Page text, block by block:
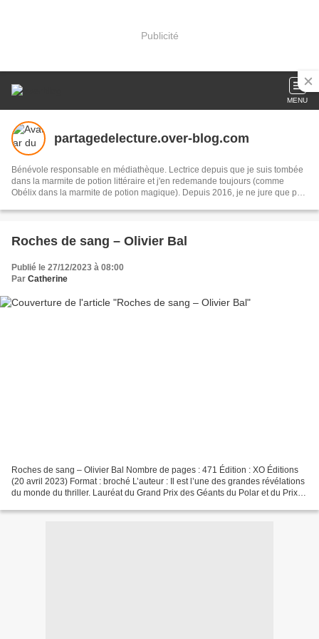
Publicité
MENU
partagedelecture.over-blog.com
Bénévole responsable en médiathèque. Lectrice depuis que je suis tombée
dans la marmite de potion littéraire et j'en redemande toujours (comme
Obélix dans la marmite de potion magique). Depuis 2016, je ne jure que par
Roches de sang – Olivier Bal
Publié le 27/12/2023 à 08:00
Par Catherine
Roches de sang – Olivier Bal Nombre de pages : 471 Édition : XO Éditions
(20 avril 2023) Format : broché L’auteur : Il est l’une des grandes révélations
du monde du thriller. Lauréat du Grand Prix des Géants du Polar et du Prix